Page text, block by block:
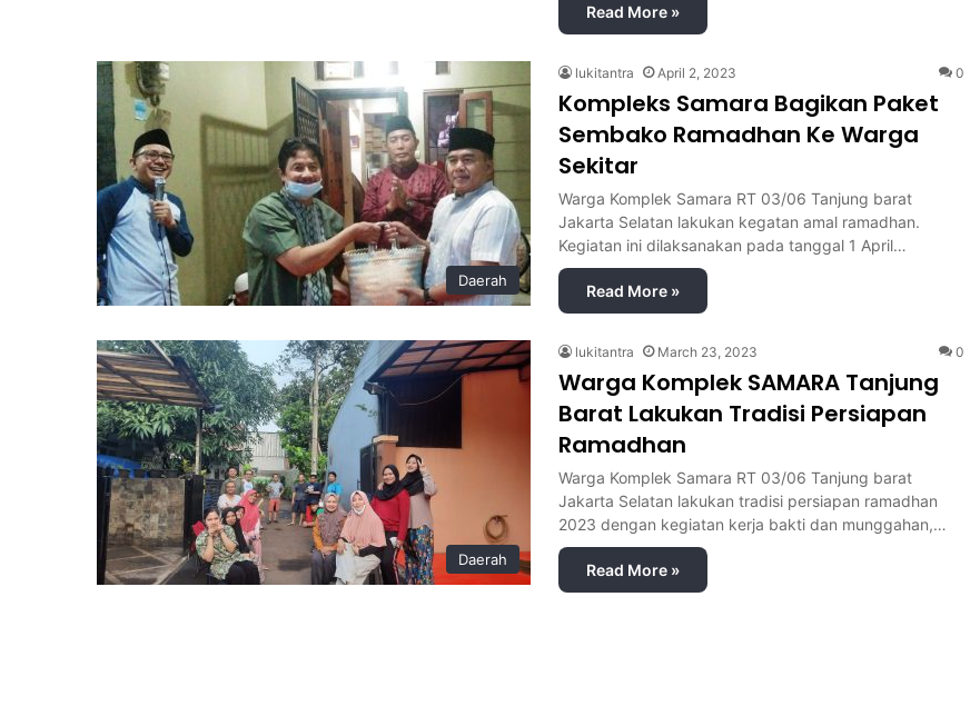
Read More »
Daerah
lukitantra April 2, 2023 0
Kompleks Samara Bagikan Paket
Sembako Ramadhan Ke Warga
Sekitar
Warga Komplek Samara RT 03/06 Tanjung barat
Jakarta Selatan lakukan kegatan amal ramadhan.
Kegiatan ini dilaksanakan pada tanggal 1 April…
Read More »
Daerah
lukitantra March 23, 2023 0
Warga Komplek SAMARA Tanjung
Barat Lakukan Tradisi Persiapan
Ramadhan
Warga Komplek Samara RT 03/06 Tanjung barat
Jakarta Selatan lakukan tradisi persiapan ramadhan
2023 dengan kegiatan kerja bakti dan munggahan,…
Read More »